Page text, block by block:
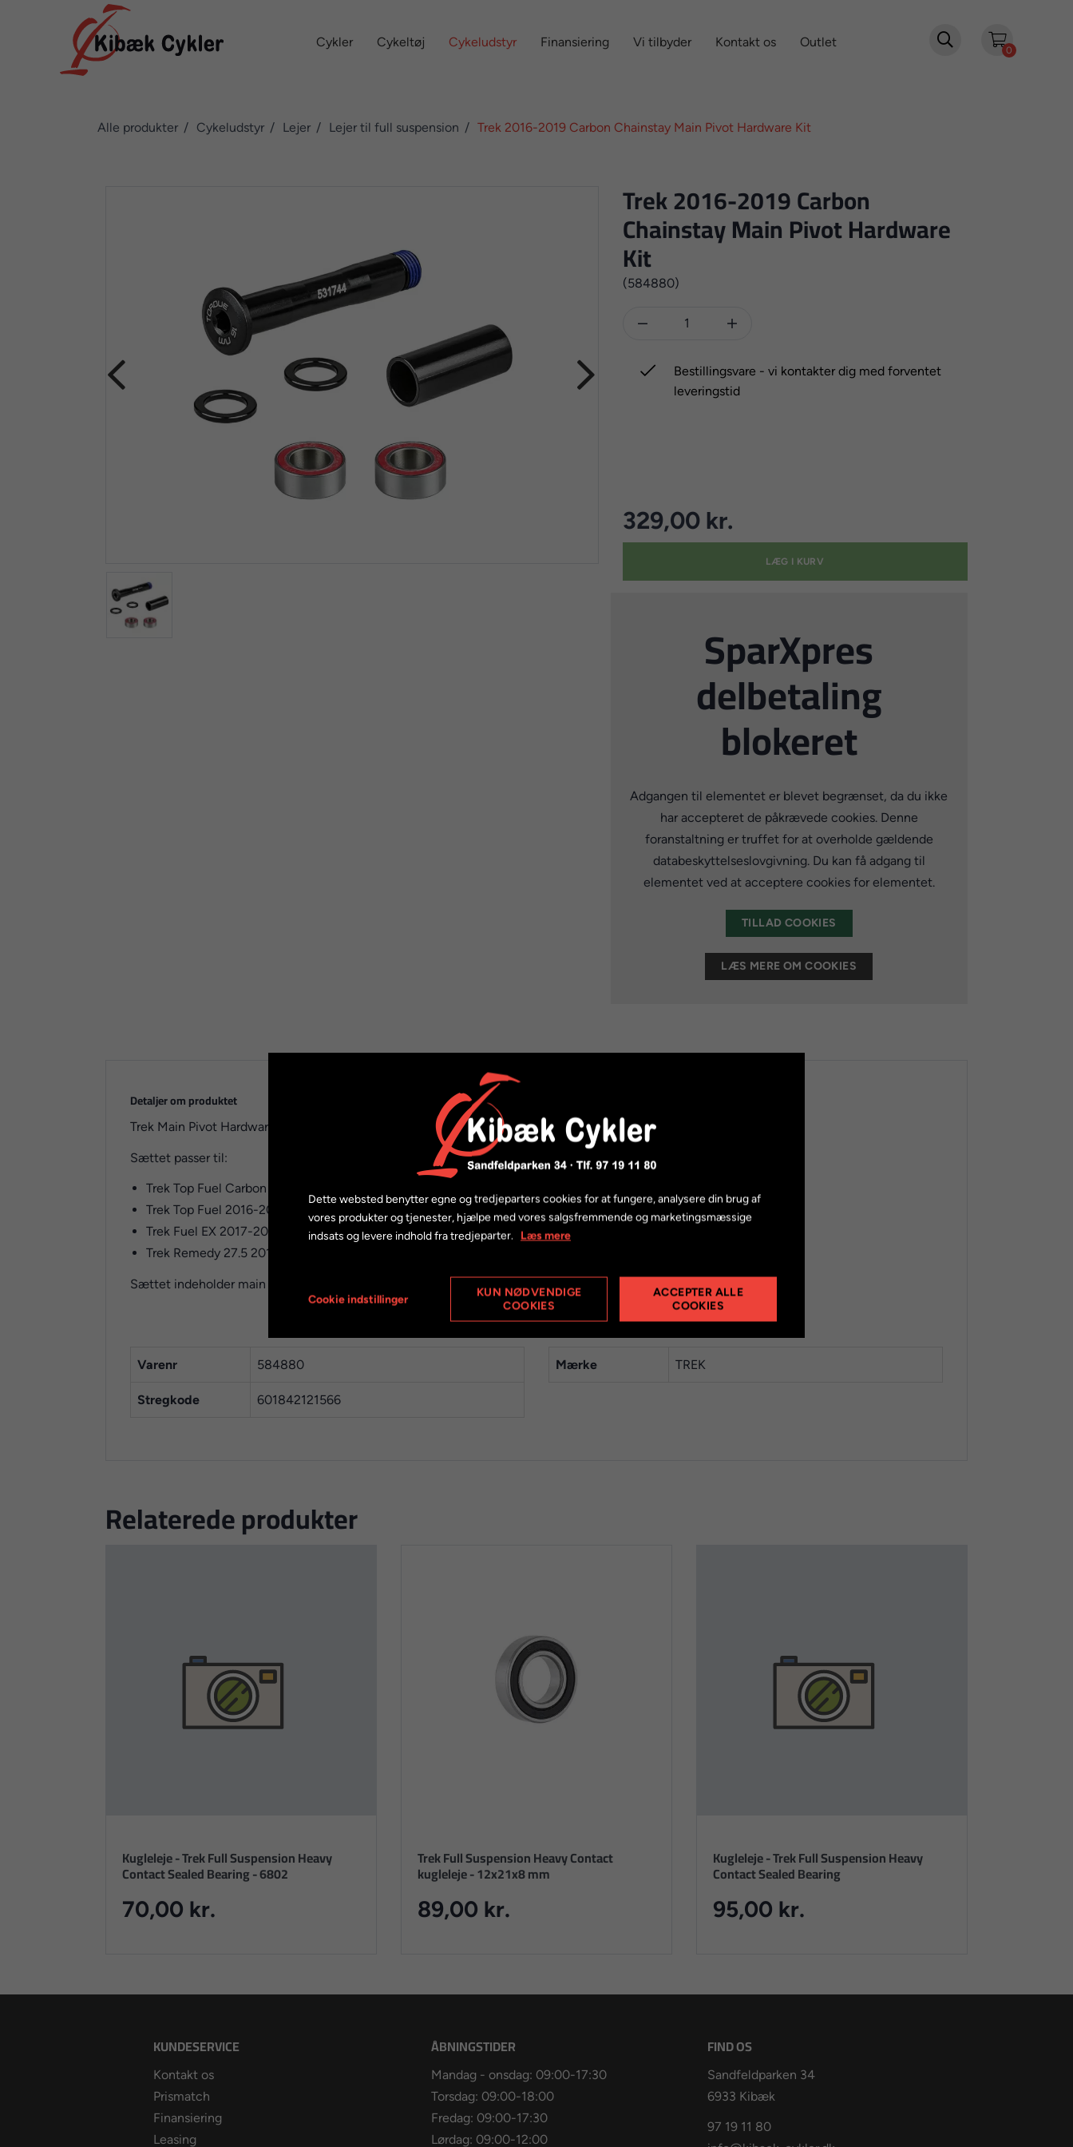
Cykler Cykeltøj Cykeludstyr Finansiering Vi tilbyder Kontakt os Outlet 
0
Alle produkter Cykeludstyr Lejer Lejer til full suspension Trek 2016-2019 Carbon Chainstay Main Pivot Hardware Kit
Trek 2016-2019 Carbon
Chainstay Main Pivot Hardware
Kit
(584880)
 

Bestillingsvare - vi kontakter dig med forventet
leveringstid
329,00 kr.
LÆG I KURV
SparXpres
delbetaling
blokeret
Adgangen til elementet er blevet begrænset, da du ikke
har accepteret de påkrævede cookies. Denne
foranstaltning er truffet for at overholde gældende
databeskyttelseslovgivning. Du kan få adgang til
elementet ved at acceptere cookies for elementet.
TILLAD COOKIES
LÆS MERE OM COOKIES
Detaljer om produktet
Trek Main Pivot Hardware Kit til carbon mountainbikes årgang 2016-2019.
Sættet passer til:
Trek Top Fuel Carbon and Aluminum 2016-2019 rocker led
Trek Top Fuel 2016-2019 main pivot led (møtrikker sælges separat)
Trek Fuel EX 2017-2019 med carbon chainstays
Trek Remedy 27.5 2017 & 2018 med carbon chainstays
Sættet indeholder main pivot aksel, skiver og lejer.
Varenr 584880
Stregkode 601842121566
Mærke TREK
Relaterede produkter
Kugleleje - Trek Full Suspension Heavy
Contact Sealed Bearing - 6802
70,00 kr.
Trek Full Suspension Heavy Contact
kugleleje - 12x21x8 mm
89,00 kr.
Kugleleje - Trek Full Suspension Heavy
Contact Sealed Bearing
95,00 kr.
KUNDESERVICE
Kontakt os
Prismatch
Finansiering
Leasing
ÅBNINGSTIDER
Mandag - onsdag: 09:00-17:30
Torsdag: 09:00-18:00
Fredag: 09:00-17:30
Lørdag: 09:00-12:00
FIND OS
Sandfeldparken 34
6933 Kibæk
97 19 11 80
Dette websted benytter egne og tredjeparters cookies for at fungere, analysere din brug af
vores produkter og tjenester, hjælpe med vores salgsfremmende og marketingsmæssige
indsats og levere indhold fra tredjeparter. Læs mere
Cookie indstillinger
KUN NØDVENDIGE
COOKIES
ACCEPTER ALLE
COOKIES